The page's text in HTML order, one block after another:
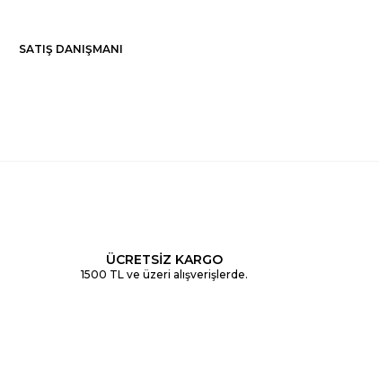
SATIŞ DANIŞMANI
ÜCRETSİZ KARGO
1500 TL ve üzeri alışverişlerde.